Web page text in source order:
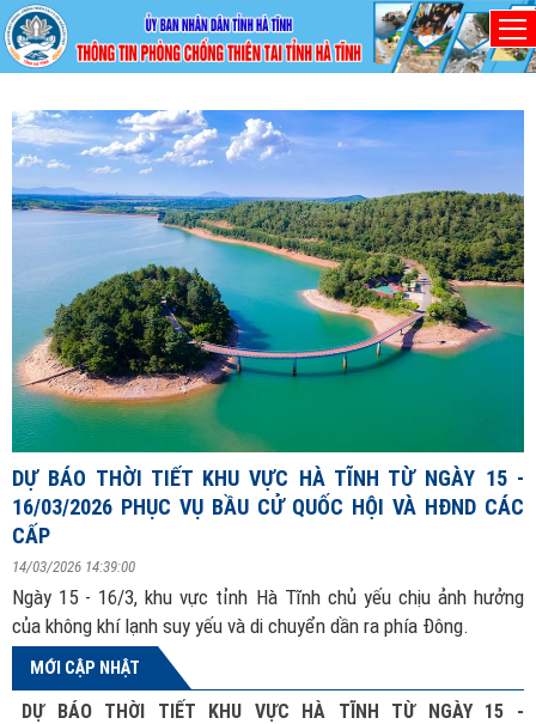
Thứ Hai, 10/8/2026
DỰ BÁO THỜI TIẾT KHU VỰC HÀ TĨNH TỪ NGÀY 15 -
16/03/2026 PHỤC VỤ BẦU CỬ QUỐC HỘI VÀ HĐND CÁC
CẤP
14/03/2026 14:39:00
Ngày 15 - 16/3, khu vực tỉnh Hà Tĩnh chủ yếu chịu ảnh hưởng
của không khí lạnh suy yếu và di chuyển dần ra phía Đông.
MỚI CẬP NHẬT
DỰ BÁO THỜI TIẾT KHU VỰC HÀ TĨNH TỪ NGÀY 15 -